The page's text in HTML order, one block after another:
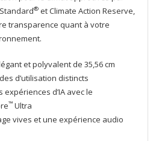
®et Climate Action Reserve,
transparence quant à votre
et polyvalent de 35,56 cm
d’utilisation distincts
d’IA avec le
™Ultra
vives et une expérience audio